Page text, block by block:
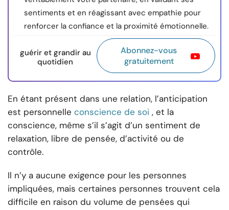
sentiments et en réagissant avec empathie pour
renforcer la confiance et la proximité émotionnelle.
guérir et grandir au
quotidien
Abonnez-vous
gratuitement
En étant présent dans une relation, l’anticipation
est personnelle conscience de soi , et la
conscience, même s’il s’agit d’un sentiment de
relaxation, libre de pensée, d’activité ou de
contrôle.
Il n’y a aucune exigence pour les personnes
impliquées, mais certaines personnes trouvent cela
difficile en raison du volume de pensées qui